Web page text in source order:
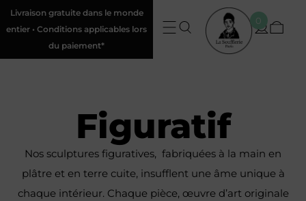
Livraison gratuite dans le monde
entier • Conditions applicables lors
du paiement*
0
Figuratif
Nos sculptures figuratives, fabriquées à la main en
plâtre et en terre cuite, insufflent une âme unique à
chaque intérieur. Chaque pièce, œuvre d’art originale